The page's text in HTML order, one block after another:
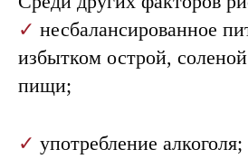
✓ несбалансированное
избытком острой,
пищи;
✓ употребление алкоголя;